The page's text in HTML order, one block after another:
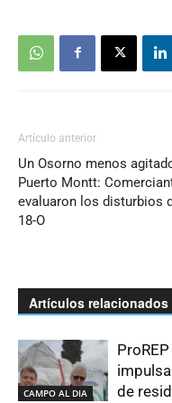
Artículo anterior
Un Osorno menos
Puerto Montt:
evaluaron los disturbios
18-O
Artículos relacionados
CAMPO AL DIA
de